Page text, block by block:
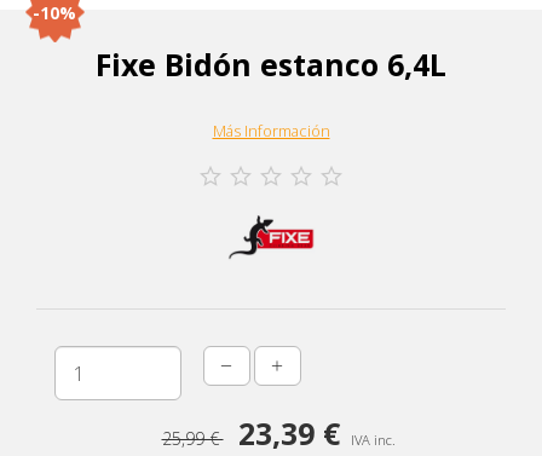
-10%
Fixe Bidón estanco 6,4L
Más Información
Unidades
25,99 € 23,39 € IVA inc.